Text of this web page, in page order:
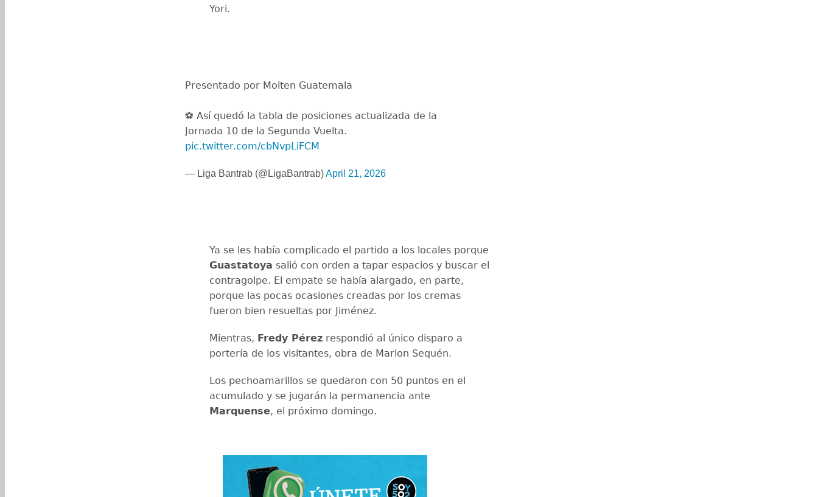
Yori.
Presentado por Molten Guatemala
⚽ Así quedó la tabla de posiciones actualizada de la
Jornada 10 de la Segunda Vuelta.
pic.twitter.com/cbNvpLiFCM
— Liga Bantrab (@LigaBantrab)April 21, 2026
Ya se les había complicado el partido a los locales porque
Guastatoya salió con orden a tapar espacios y buscar el
contragolpe. El empate se había alargado, en parte,
porque las pocas ocasiones creadas por los cremas
fueron bien resueltas por Jiménez.
Mientras, Fredy Pérez respondió al único disparo a
portería de los visitantes, obra de Marlon Sequén.
Los pechoamarillos se quedaron con 50 puntos en el
acumulado y se jugarán la permanencia ante
Marquense, el próximo domingo.